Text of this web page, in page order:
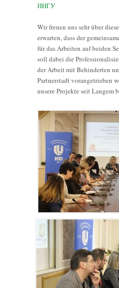
ННГУ
Wir freuen uns sehr über
erwarten, dass der
für das Arbeiten auf beiden
soll dabei die
der Arbeit mit Behinderten
Partnerstadt vorangetrieben
unsere Projekte seit Langem